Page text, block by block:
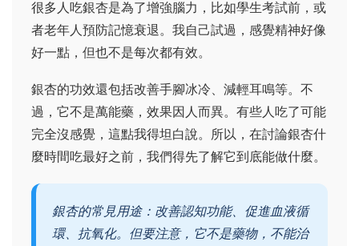
很多人吃銀杏是為了增強腦力，比如學生考試前，或
者老年人預防記憶衰退。我自己試過，感覺精神好像
好一點，但也不是每次都有效。
銀杏的功效還包括改善手腳冰冷、減輕耳鳴等。不
過，它不是萬能藥，效果因人而異。有些人吃了可能
完全沒感覺，這點我得坦白說。所以，在討論銀杏什
麼時間吃最好之前，我們得先了解它到底能做什麼。
銀杏的常見用途：改善認知功能、促進血液循
環、抗氧化。但要注意，它不是藥物，不能治